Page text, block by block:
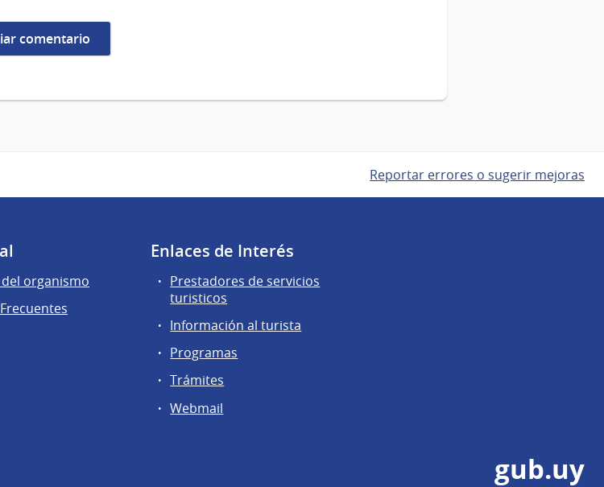
Reportar errores o sugerir mejoras
organismo
Enlaces de Interés
Prestadores de servicios
turisticos
Información al turista
Programas
Trámites
Webmail
gub.uy